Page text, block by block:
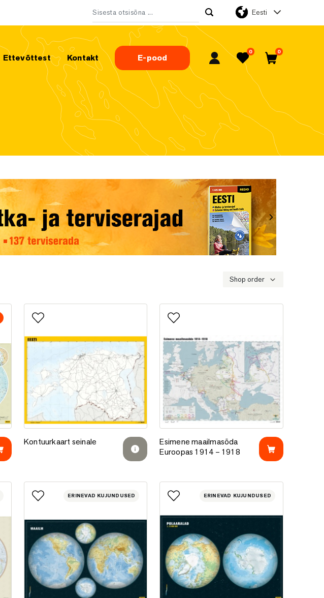
Otsi:
Eesti
Ettevõttest Kontakt E-pood
Minu konto
Lemmikud
0 0
Järgmine
Shop order
Kontuurkaart seinale
Esimene maailmasõda
Euroopas 1914 – 1918
ERINEVAD KUJUNDUSED ERINEVAD KUJUNDUSED